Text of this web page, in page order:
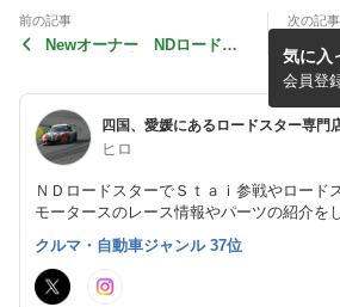
前の記事
Newオーナー NDロードス
次の記事
程
ヒロ
ＮＤロードスターでＳｔａｉ参戦やロード
モータースのレース情報やパーツの紹介を
気に入
会員登
クルマ・自動車ジャンル 37位